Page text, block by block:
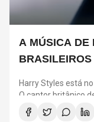
A MÚSICA DE
Harry Styles está
O cantor britânico
semana para
capital paulista.